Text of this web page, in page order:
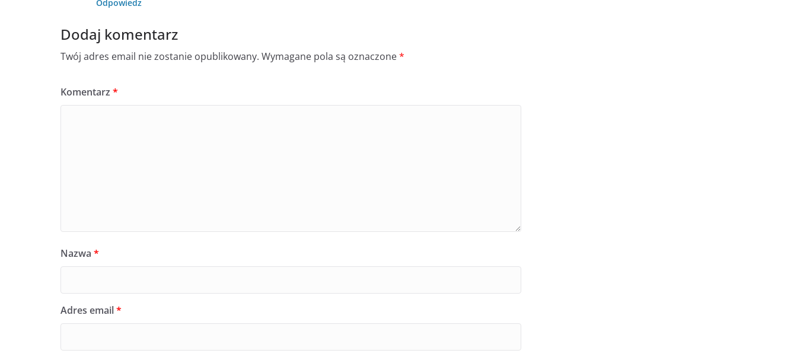
Odpowiedz
Dodaj komentarz
Twój adres email nie zostanie opublikowany. Wymagane pola są oznaczone*
Komentarz *
Nazwa *
Adres email*